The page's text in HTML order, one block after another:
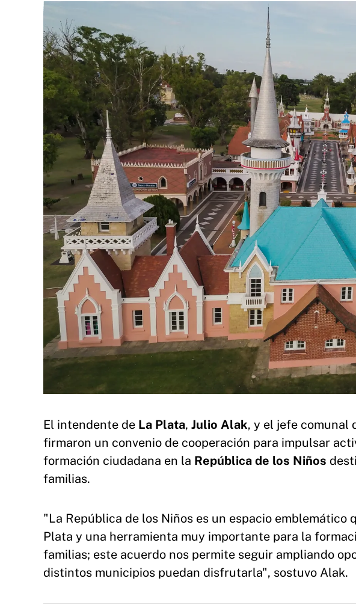
El intendente de La Plata, Julio Alak, y el jefe comunal
firmaron un convenio de cooperación para impulsar
formación ciudadana en la República de los Niños
familias.
"La República de los Niños es un espacio emblemático
Plata y una herramienta muy importante para la
familias; este acuerdo nos permite seguir ampliando
distintos municipios puedan disfrutarla", sostuvo Alak.